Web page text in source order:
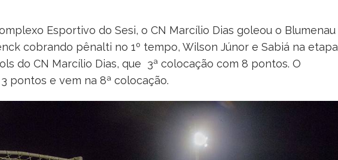
Esportivo do Sesi, o CN Marcílio Dias goleou o Blumenau
cobrando pênalti no 1º tempo, Wilson Júnor e Sabiá na etapa
do CN Marcílio Dias, que 3ª colocação com 8 pontos. O
pontos e vem na 8ª colocação.